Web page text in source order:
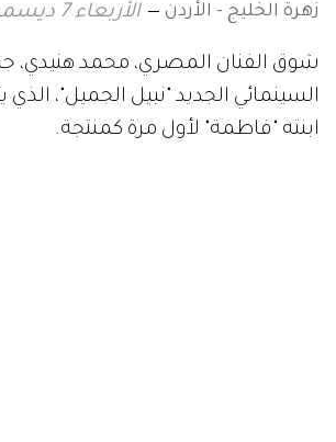
زهرة الخليج - الأردن الأربعاء 7 ديسمبر 2022 16:08
شوق الفنان المصري، محمد هنيدي،
السينمائي الجديد "نبيل الجميل"،
ابنته "فاطمة" لأول مرة كمنتجة.